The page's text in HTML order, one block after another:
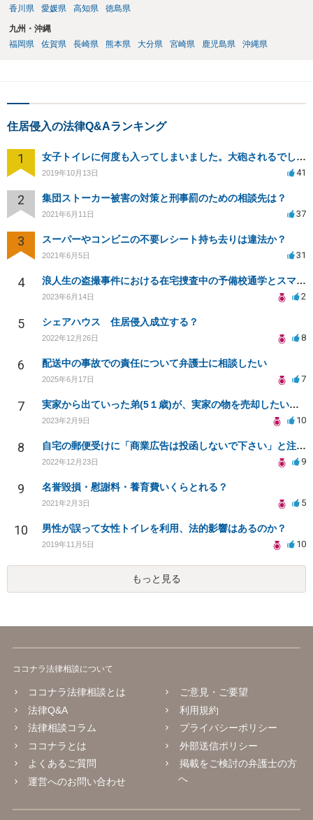
香川県
愛媛県 高知県 徳島県
九州・沖縄
福岡県
佐賀県 長崎県 熊本県 大分県 宮崎県 鹿児島県 沖縄県
住居侵入の法律Q&Aランキング
1 女子トイレに何度も入ってしまいました。大砲されるでしょうか？
2019年10月13日 41
2 集団ストーカー被害の対策と刑事罰のための相談先は？
2021年6月11日 37
3 スーパーやコンビニの不要レシート持ち去りは違法か？
2021年6月5日 31
4 浪人生の盗撮事件における在宅捜査中の予備校通学とスマートフォン押収について
2023年6月14日 2
5 シェアハウス 住居侵入成立する？
2022年12月26日 8
6 配送中の事故での責任について弁護士に相談したい
2025年6月17日 7
7 実家から出ていった弟(5１歳)が、実家の物を売却したいと無理やり家に入ろうとしていて、困っています。
2023年2月9日 10
8 自宅の郵便受けに「商業広告は投函しないで下さい」と注意書きを掲載するで、商業広告の投函を禁止できる？
2022年12月23日 9
9 名誉毀損・慰謝料・養育費いくらとれる？
2021年2月3日 5
10 男性が誤って女性トイレを利用、法的影響はあるのか？
2019年11月5日 10
もっと見る
ココナラ法律相談について
ココナラ法律相談とは
法律Q&A
法律相談コラム
ココナラとは
よくあるご質問
運営へのお問い合わせ
ご意見・ご要望
利用規約
プライバシーポリシー
外部送信ポリシー
掲載をご検討の弁護士の方
へ